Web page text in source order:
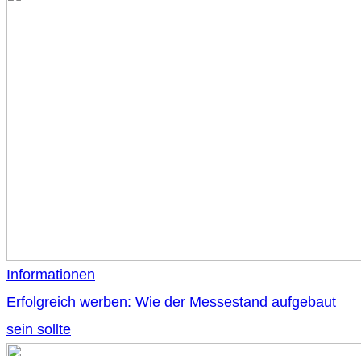
Informationen
Erfolgreich werben: Wie der Messestand aufgebaut
sein sollte